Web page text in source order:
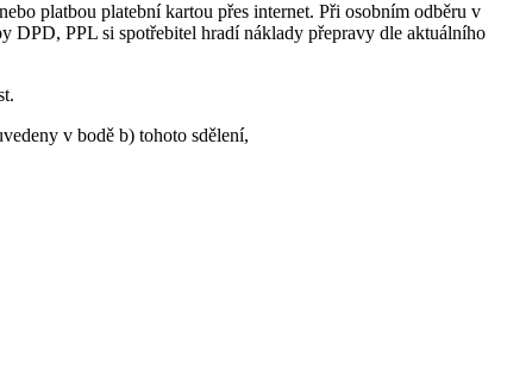
platbou platební kartou přes internet. Při osobním odběru v
DPD, PPL si spotřebitel hradí náklady přepravy dle aktuálního
v bodě b) tohoto sdělení,